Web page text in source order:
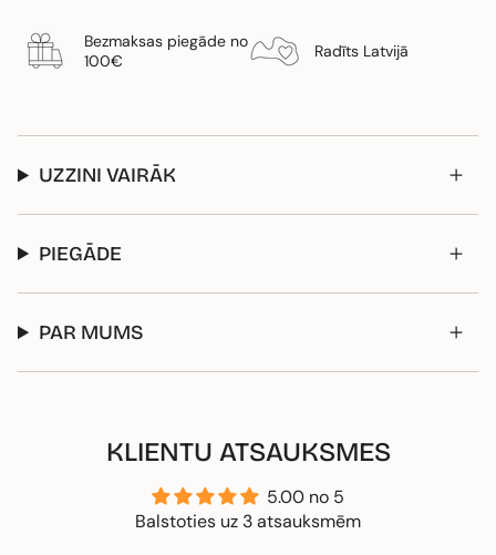
Bezmaksas piegāde no
100€
Radīts Latvijā
UZZINI VAIRĀK
PIEGĀDE
PAR MUMS
KLIENTU ATSAUKSMES
5.00 no 5
Balstoties uz 3 atsauksmēm